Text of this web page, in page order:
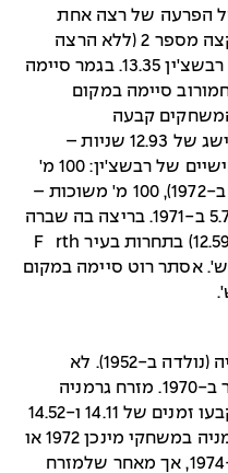
במקצה מספר 2. בשל הפרעה של רצה אחת
לרצה אחרת הוחלט לחזור על מקצה מספר 2 (ללא הרצה
המפריעה) ובריצה החוזרת קבעה רבשצ'ין 13.35. בגמר סיימה
ורוט-שחמורוב סיימה במקום
אחרי המשחקים קבעה
רוט-שחמורוב בתחרות בברלין הישג של 12.93 שניות –
הישגה הטוב בקריירה. שיאיה האישיים של רבשצ'ין: 100 מ'
-11.58 ב-1980 (שחמורוב – 11.45 ב-1972), 100 מ' משוכות –
12.36 ב-1980. קפיצה לרוחק – 5.76 ב-1971. בריצה בה שברה
רבשצ'ין את שיאה של ארהרדט (12.59) בתחרות בעיר Fürth
גרמניה, היא קבעה 12.48 ש'. אסתר רוט סיימה במקום
ממזרח גרמניה (נולדה ב-1952). לא
השתתפה באליפות אירופה לנוער ב-1970. מזרח גרמניה
שיגרה לאליפות זו שתי רצות שקבעו זמנים של 14.11 ו-14.52
ש'. לא נבחרה לייצג את מזרח גרמניה במשחקי מינכן 1972 או
באליפויות אירופה בשנים 1971 ו-1974, אך מאחר שלמזרח